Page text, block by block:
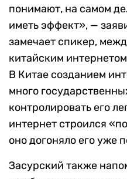
понимают, на самом
иметь эффект», —
замечает спикер,
китайским
В Китае созданием
много
контролировать его
интернет строился
оно догоняло его уже
Засурский также